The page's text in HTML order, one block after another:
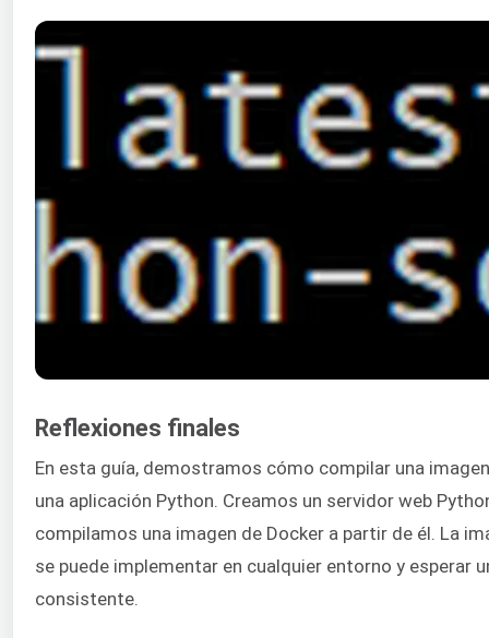
Reflexiones finales
En esta guía, demostramos cómo compilar una
una aplicación Python. Creamos un servidor web
compilamos una imagen de Docker a partir de él. La
se puede implementar en cualquier entorno y esperar
consistente.